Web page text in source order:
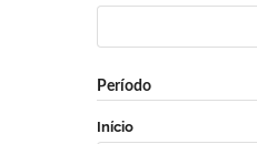
Período
Início